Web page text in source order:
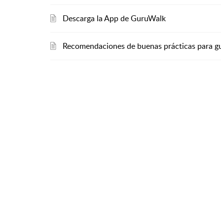
Descarga la App de GuruWalk
Recomendaciones de buenas prácticas para